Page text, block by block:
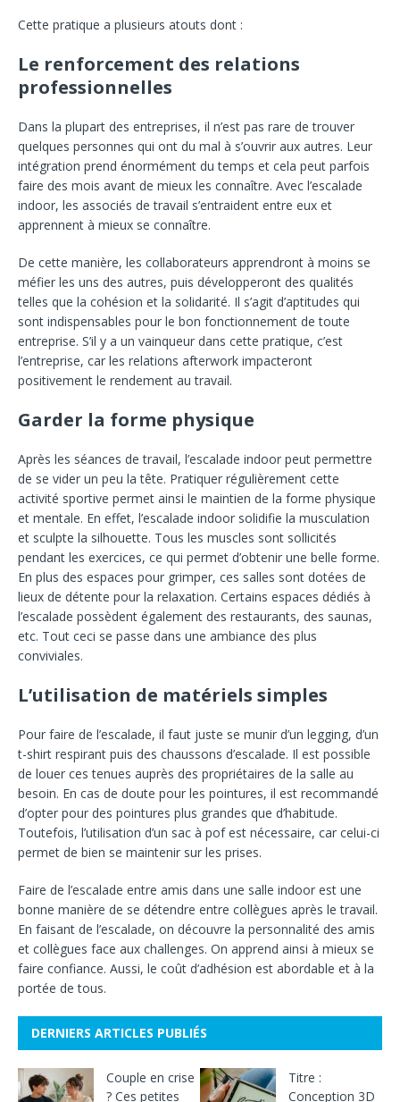
Cette pratique a plusieurs atouts dont :
Le renforcement des relations
professionnelles
Dans la plupart des entreprises, il n’est pas rare de trouver
quelques personnes qui ont du mal à s’ouvrir aux autres. Leur
intégration prend énormément du temps et cela peut parfois
faire des mois avant de mieux les connaître. Avec l’escalade
indoor, les associés de travail s’entraident entre eux et
apprennent à mieux se connaître.
De cette manière, les collaborateurs apprendront à moins se
méfier les uns des autres, puis développeront des qualités
telles que la cohésion et la solidarité. Il s’agit d’aptitudes qui
sont indispensables pour le bon fonctionnement de toute
entreprise. S’il y a un vainqueur dans cette pratique, c’est
l’entreprise, car les relations afterwork impacteront
positivement le rendement au travail.
Garder la forme physique
Après les séances de travail, l’escalade indoor peut permettre
de se vider un peu la tête. Pratiquer régulièrement cette
activité sportive permet ainsi le maintien de la forme physique
et mentale. En effet, l’escalade indoor solidifie la musculation
et sculpte la silhouette. Tous les muscles sont sollicités
pendant les exercices, ce qui permet d’obtenir une belle forme.
En plus des espaces pour grimper, ces salles sont dotées de
lieux de détente pour la relaxation. Certains espaces dédiés à
l’escalade possèdent également des restaurants, des saunas,
etc. Tout ceci se passe dans une ambiance des plus
conviviales.
L’utilisation de matériels simples
Pour faire de l’escalade, il faut juste se munir d’un legging, d’un
t-shirt respirant puis des chaussons d’escalade. Il est possible
de louer ces tenues auprès des propriétaires de la salle au
besoin. En cas de doute pour les pointures, il est recommandé
d’opter pour des pointures plus grandes que d’habitude.
Toutefois, l’utilisation d’un sac à pof est nécessaire, car celui-ci
permet de bien se maintenir sur les prises.
Faire de l’escalade entre amis dans une salle indoor est une
bonne manière de se détendre entre collègues après le travail.
En faisant de l’escalade, on découvre la personnalité des amis
et collègues face aux challenges. On apprend ainsi à mieux se
faire confiance. Aussi, le coût d’adhésion est abordable et à la
portée de tous.
DERNIERS ARTICLES PUBLIÉS
Couple en crise
? Ces petites
Titre :
Conception 3D